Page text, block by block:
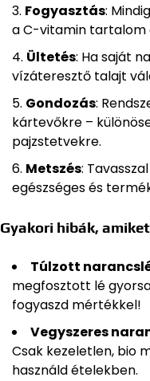
Fogyasztás:
a C-vitamin tartalom
Ültetés: Ha saját
vízáteresztő talajt
Gondozás:
kártevőkre –
pajzstetvekre.
Metszés:
egészséges és
Gyakori hibák,
Túlzott
megfosztott lé
fogyaszd mértékkel!
Vegyszeres
Csak kezeletlen, bio
használd ételekben.